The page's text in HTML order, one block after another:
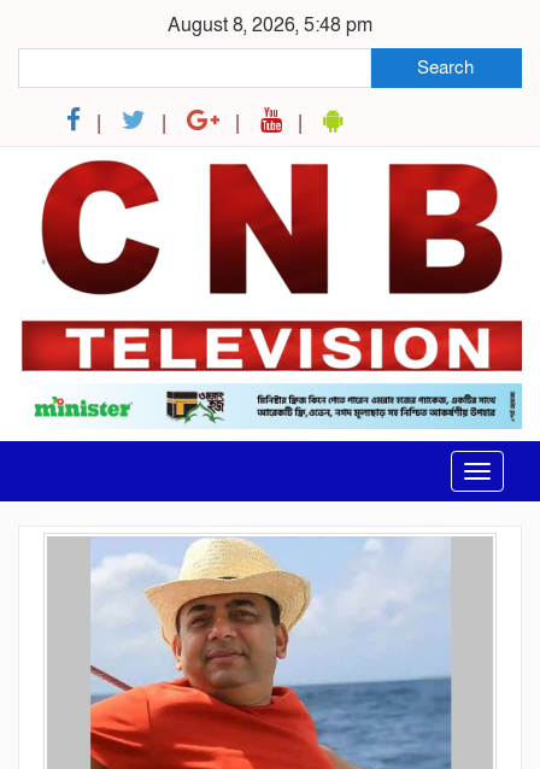
August 8, 2026, 5:48 pm
Search
Toggle